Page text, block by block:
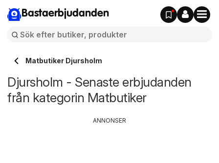
Bastaerbjudanden
Matbutiker Djursholm
Djursholm - Senaste erbjudanden
från kategorin Matbutiker
ANNONSER